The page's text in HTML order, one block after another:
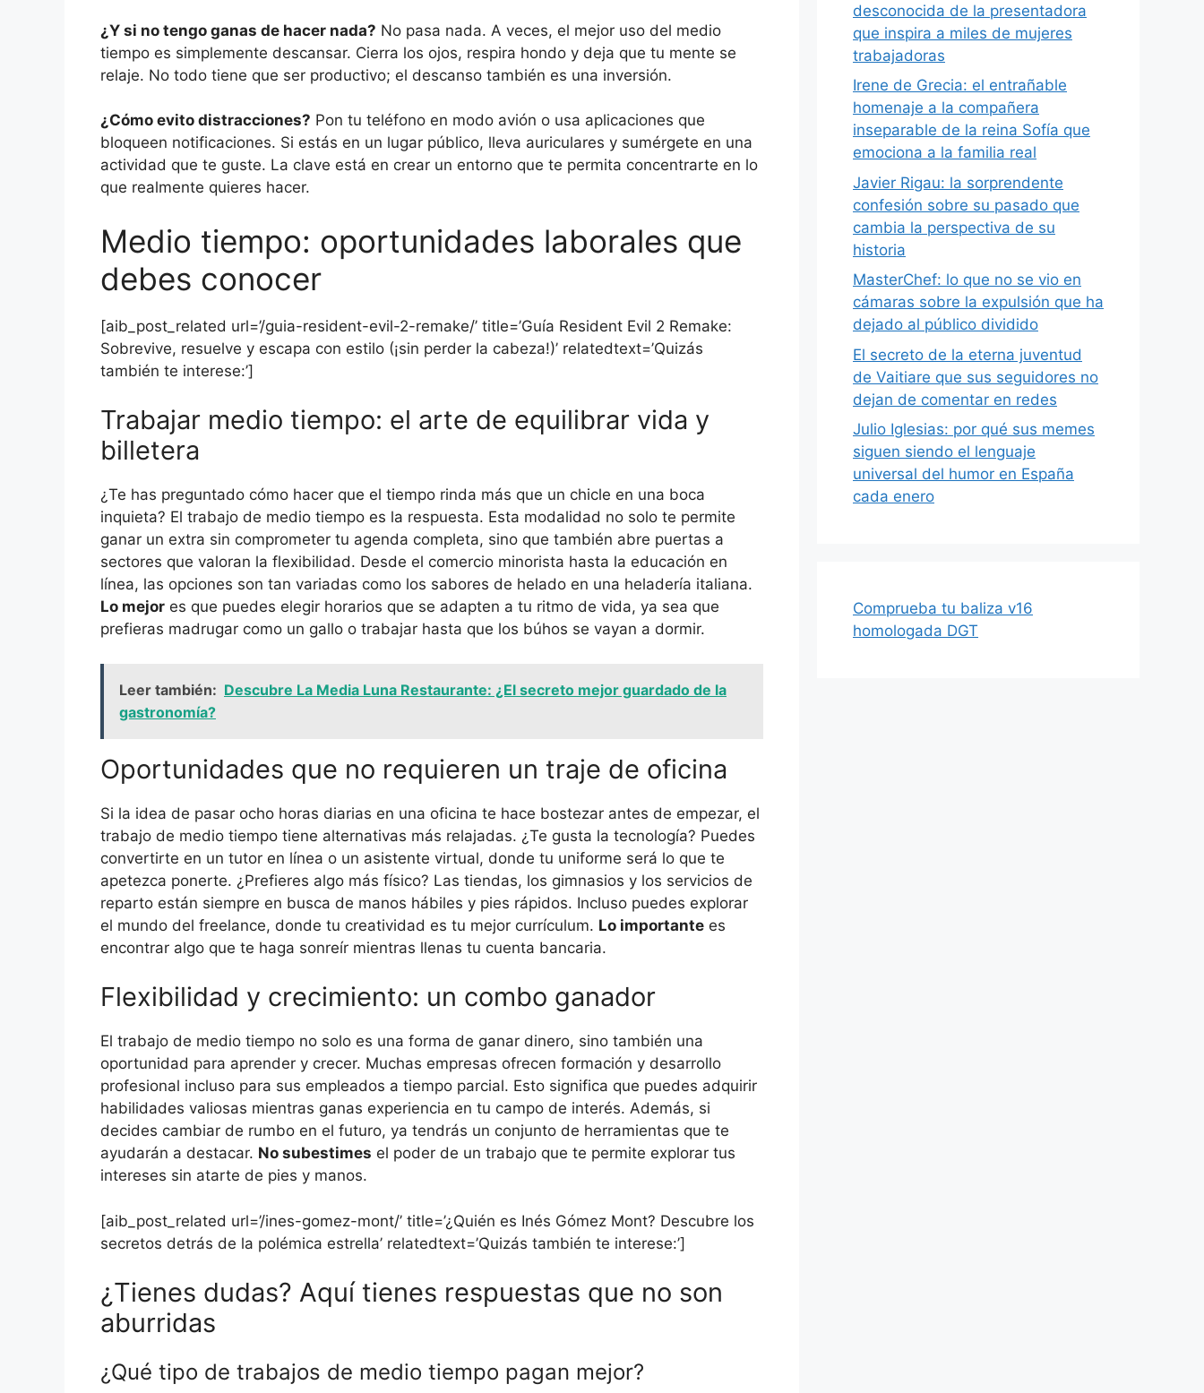
¿Y si no tengo ganas de hacer nada? No pasa nada. A veces, el mejor uso del medio
tiempo es simplemente descansar. Cierra los ojos, respira hondo y deja que tu mente se
relaje. No todo tiene que ser productivo; el descanso también es una inversión.
¿Cómo evito distracciones? Pon tu teléfono en modo avión o usa aplicaciones que
bloqueen notificaciones. Si estás en un lugar público, lleva auriculares y sumérgete en una
actividad que te guste. La clave está en crear un entorno que te permita concentrarte en lo
que realmente quieres hacer.
Medio tiempo: oportunidades laborales que
debes conocer
[aib_post_related url=’/guia-resident-evil-2-remake/’ title=’Guía Resident Evil 2 Remake:
Sobrevive, resuelve y escapa con estilo (¡sin perder la cabeza!)’ relatedtext=’Quizás
también te interese:’]
Trabajar medio tiempo: el arte de equilibrar vida y
billetera
¿Te has preguntado cómo hacer que el tiempo rinda más que un chicle en una boca
inquieta? El trabajo de medio tiempo es la respuesta. Esta modalidad no solo te permite
ganar un extra sin comprometer tu agenda completa, sino que también abre puertas a
sectores que valoran la flexibilidad. Desde el comercio minorista hasta la educación en
línea, las opciones son tan variadas como los sabores de helado en una heladería italiana.
Lo mejor es que puedes elegir horarios que se adapten a tu ritmo de vida, ya sea que
prefieras madrugar como un gallo o trabajar hasta que los búhos se vayan a dormir.
Leer también: Descubre La Media Luna Restaurante: ¿El secreto mejor guardado de la
gastronomía?
Oportunidades que no requieren un traje de oficina
Si la idea de pasar ocho horas diarias en una oficina te hace bostezar antes de empezar, el
trabajo de medio tiempo tiene alternativas más relajadas. ¿Te gusta la tecnología? Puedes
convertirte en un tutor en línea o un asistente virtual, donde tu uniforme será lo que te
apetezca ponerte. ¿Prefieres algo más físico? Las tiendas, los gimnasios y los servicios de
reparto están siempre en busca de manos hábiles y pies rápidos. Incluso puedes explorar
el mundo del freelance, donde tu creatividad es tu mejor currículum. Lo importante es
encontrar algo que te haga sonreír mientras llenas tu cuenta bancaria.
Flexibilidad y crecimiento: un combo ganador
El trabajo de medio tiempo no solo es una forma de ganar dinero, sino también una
oportunidad para aprender y crecer. Muchas empresas ofrecen formación y desarrollo
profesional incluso para sus empleados a tiempo parcial. Esto significa que puedes adquirir
habilidades valiosas mientras ganas experiencia en tu campo de interés. Además, si
decides cambiar de rumbo en el futuro, ya tendrás un conjunto de herramientas que te
ayudarán a destacar. No subestimes el poder de un trabajo que te permite explorar tus
intereses sin atarte de pies y manos.
[aib_post_related url=’/ines-gomez-mont/’ title=’¿Quién es Inés Gómez Mont? Descubre los
secretos detrás de la polémica estrella’ relatedtext=’Quizás también te interese:’]
¿Tienes dudas? Aquí tienes respuestas que no son
aburridas
¿Qué tipo de trabajos de medio tiempo pagan mejor?
desconocida de la presentadora
que inspira a miles de mujeres
trabajadoras
Irene de Grecia: el entrañable
homenaje a la compañera
inseparable de la reina Sofía que
emociona a la familia real
Javier Rigau: la sorprendente
confesión sobre su pasado que
cambia la perspectiva de su
historia
MasterChef: lo que no se vio en
cámaras sobre la expulsión que ha
dejado al público dividido
El secreto de la eterna juventud
de Vaitiare que sus seguidores no
dejan de comentar en redes
Julio Iglesias: por qué sus memes
siguen siendo el lenguaje
universal del humor en España
cada enero
Comprueba tu baliza v16
homologada DGT